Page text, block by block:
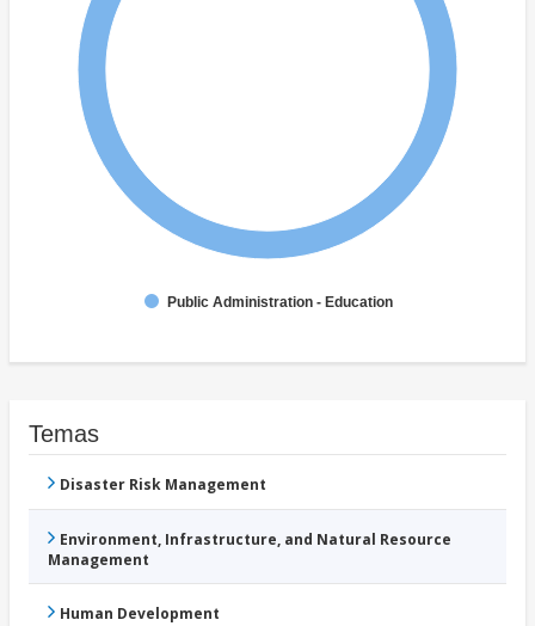
Public Administration - Education
Temas
Disaster Risk Management
Environment, Infrastructure, and Natural Resource
Management
Human Development